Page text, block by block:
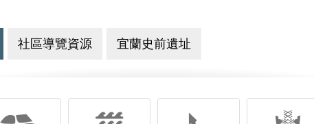
社區導覽資源 宜蘭史前遺址